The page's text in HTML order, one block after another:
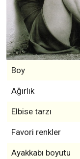
Boy
Ağırlık
Elbise tarzı
Favori renkler
Ayakkabı boyutu